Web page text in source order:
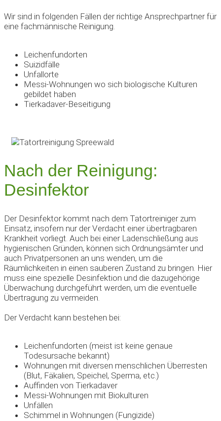
Wir sind in folgenden Fällen der richtige Ansprechpartner für
eine fachmännische Reinigung.
Leichenfundorten
Suizidfälle
Unfallorte
Messi-Wohnungen wo sich biologische Kulturen
gebildet haben
Tierkadaver-Beseitigung
Nach der Reinigung:
Desinfektor
Der Desinfektor kommt nach dem Tatortreiniger zum
Einsatz, insofern nur der Verdacht einer übertragbaren
Krankheit vorliegt. Auch bei einer Ladenschließung aus
hygienischen Gründen, können sich Ordnungsämter und
auch Privatpersonen an uns wenden, um die
Räumlichkeiten in einen sauberen Zustand zu bringen. Hier
muss eine spezielle Desinfektion und die dazugehörige
Überwachung durchgeführt werden, um die eventuelle
Übertragung zu vermeiden.
Der Verdacht kann bestehen bei:
Leichenfundorten (meist ist keine genaue
Todesursache bekannt)
Wohnungen mit diversen menschlichen Überresten
(Blut, Fäkalien, Speichel, Sperma, etc.)
Auffinden von Tierkadaver
Messi-Wohnungen mit Biokulturen
Unfällen
Schimmel in Wohnungen (Fungizide)